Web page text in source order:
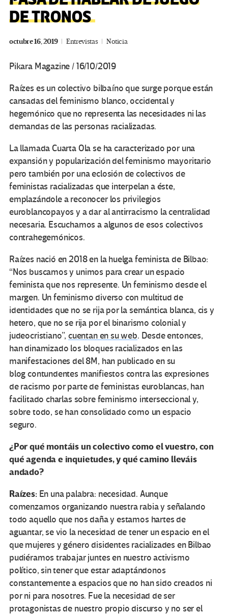
DE TRONOS
octubre 16, 2019 Entrevistas Noticia
Pikara Magazine / 16/10/2019
Raízes es un colectivo bilbaíno que surge porque están
cansadas del feminismo blanco, occidental y
hegemónico que no representa las necesidades ni las
demandas de las personas racializadas.
La llamada Cuarta Ola se ha caracterizado por una
expansión y popularización del feminismo mayoritario
pero también por una eclosión de colectivos de
feministas racializadas que interpelan a éste,
emplazándole a reconocer los privilegios
euroblancopayos y a dar al antirracismo la centralidad
necesaria. Escuchamos a algunos de esos colectivos
contrahegemónicos.
Raízes nació en 2018 en la huelga feminista de Bilbao:
“Nos buscamos y unimos para crear un espacio
feminista que nos represente. Un feminismo desde el
margen. Un feminismo diverso con multitud de
identidades que no se rija por la semántica blanca, cis y
hetero, que no se rija por el binarismo colonial y
judeocristiano”, cuentan en su web. Desde entonces,
han dinamizado los bloques racializados en las
manifestaciones del 8M, han publicado en su
blog contundentes manifiestos contra las expresiones
de racismo por parte de feministas euroblancas, han
facilitado charlas sobre feminismo interseccional y,
sobre todo, se han consolidado como un espacio
seguro.
¿Por qué montáis un colectivo como el vuestro, con
qué agenda e inquietudes, y qué camino lleváis
andado?
Raízes: En una palabra: necesidad. Aunque
comenzamos organizando nuestra rabia y señalando
todo aquello que nos daña y estamos hartes de
aguantar, se vio la necesidad de tener un espacio en el
que mujeres y género disidentes racializades en Bilbao
pudiéramos trabajar juntes en nuestro activismo
político, sin tener que estar adaptándonos
constantemente a espacios que no han sido creados ni
por ni para nosotres. Fue la necesidad de ser
protagonistas de nuestro propio discurso y no ser el